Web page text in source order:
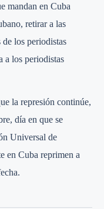
mandan en Cuba
retirar a las
de los periodistas
a los periodistas
la represión continúe,
día en que se
Universal de
en Cuba reprimen a